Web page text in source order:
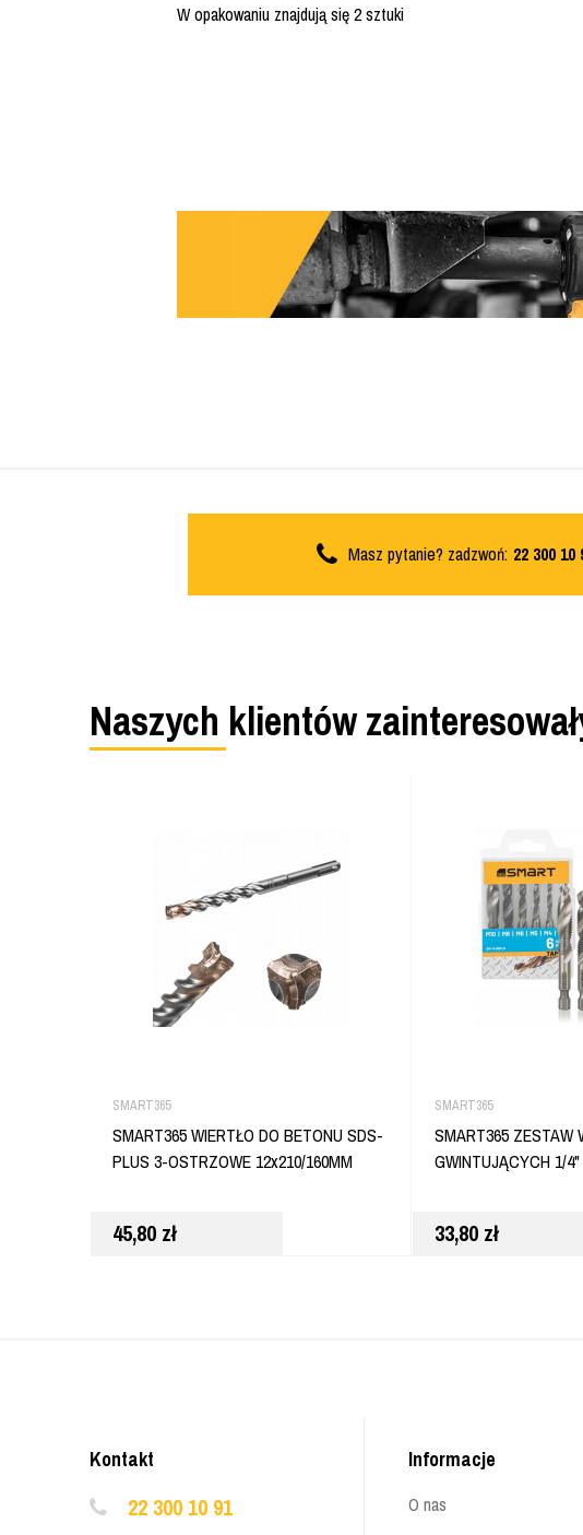
W opakowaniu znajdują się 2 sztuki
Masz pytanie? zadzwoń: 22 300 10
Naszych klientów
SMART365
SMART365 WIERTŁO DO BETONU SDS-
PLUS 3-OSTRZOWE 12x210/160MM
45,80 zł
SMART365
SMART365 ZESTAW
GWINTUJĄCYCH 1/
33,80 zł
Informacje
O nas
Kontakt
22 300 10 91